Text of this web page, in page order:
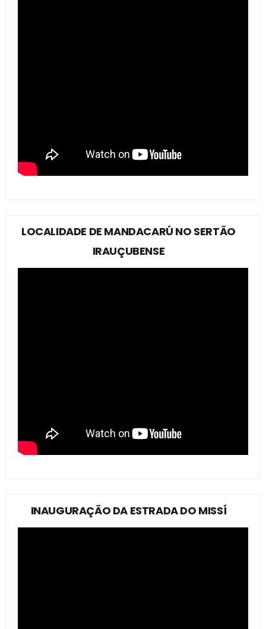
LOCALIDADE DE MANDACARÚ NO SERTÃO
IRAUÇUBENSE
INAUGURAÇÃO DA ESTRADA DO MISSÍ